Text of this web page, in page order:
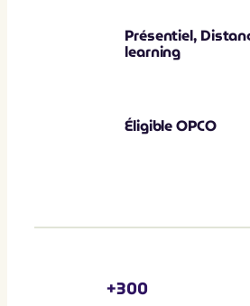
Présentiel,
learning
Éligible OPCO
+300